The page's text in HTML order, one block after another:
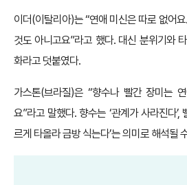
이더(이탈리아)는 “연애 미신은 따로 없어
것도 아니고요”라고 했다. 대신 분위기와
화라고 덧붙였다.
가스톤(브라질)은 “향수나 빨간 장미는
요”라고 말했다. 향수는 ‘관계가 사라진다’,
르게 타올라 금방 식는다’는 의미로 해석될